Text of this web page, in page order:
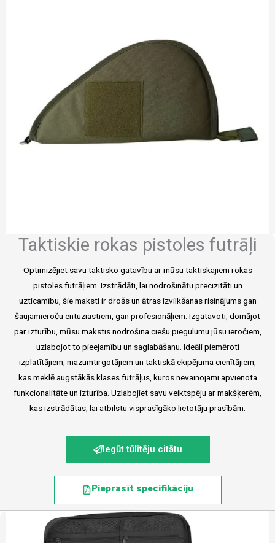
Taktiskie rokas pistoles futrāļi
Optimizējiet savu taktisko gatavību ar mūsu taktiskajiem rokas
pistoles futrāļiem. Izstrādāti, lai nodrošinātu precizitāti un
uzticamību, šie maksti ir drošs un ātras izvilkšanas risinājums gan
šaujamieroču entuziastiem, gan profesionāļiem. Izgatavoti, domājot
par izturību, mūsu makstis nodrošina ciešu piegulumu jūsu ieročiem,
uzlabojot to pieejamību un saglabāšanu. Ideāli piemēroti
izplatītājiem, mazumtirgotājiem un taktiskā ekipējuma cienītājiem,
kas meklē augstākās klases futrāļus, kuros nevainojami apvienota
funkcionalitāte un izturība. Uzlabojiet savu veiktspēju ar makšķerēm,
kas izstrādātas, lai atbilstu visprasīgāko lietotāju prasībām.
Iegūt tūlītēju citātu
Pieprasīt specifikāciju